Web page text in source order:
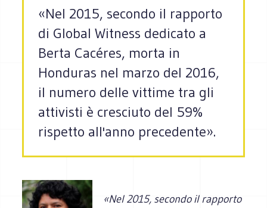
«Nel 2015, secondo il rapporto
di Global Witness dedicato a
Berta Cacéres, morta in
Honduras nel marzo del 2016,
il numero delle vittime tra gli
attivisti è cresciuto del 59%
rispetto all'anno precedente».
«Nel 2015, secondo il rapporto